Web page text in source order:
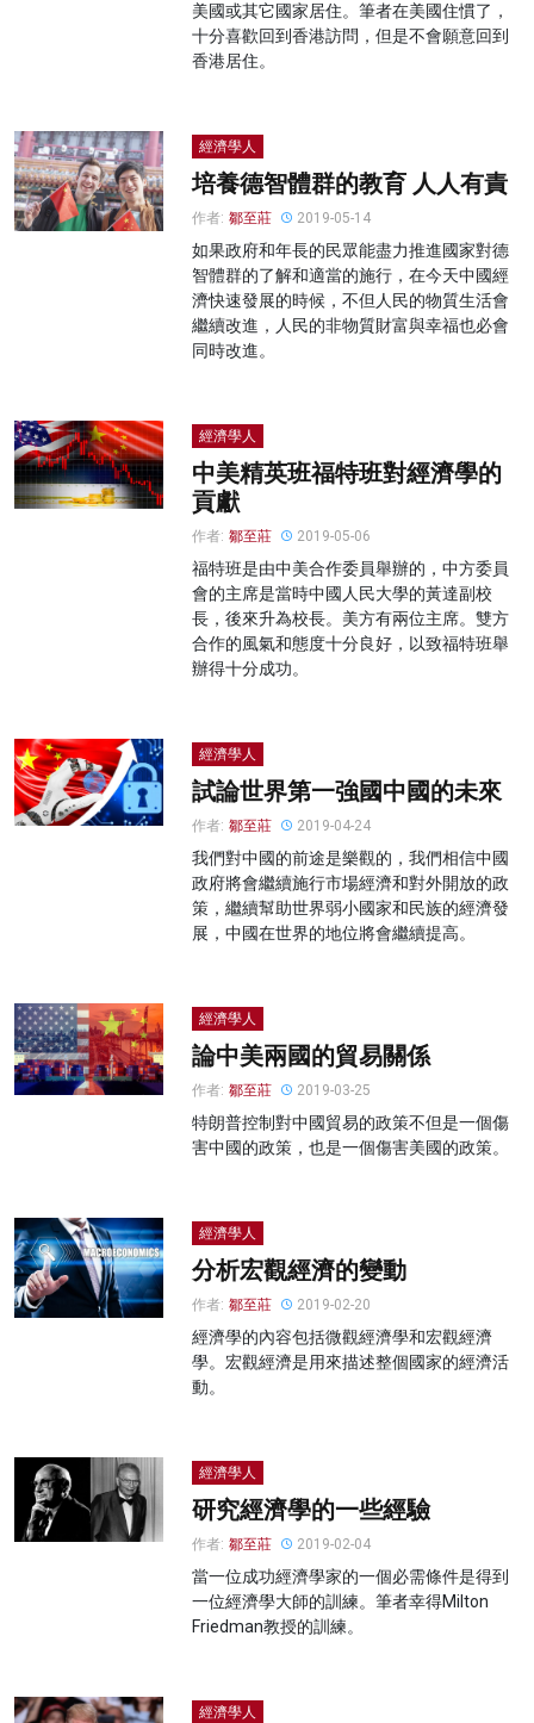
美國或其它國家居住。筆者在美國住慣了，
十分喜歡回到香港訪問，但是不會願意回到
香港居住。
經濟學人
培養德智體群的教育 人人有責
作者: 鄒至莊 2019-05-14
如果政府和年長的民眾能盡力推進國家對德
智體群的了解和適當的施行，在今天中國經
濟快速發展的時候，不但人民的物質生活會
繼續改進，人民的非物質財富與幸福也必會
同時改進。
經濟學人
中美精英班福特班對經濟學的
貢獻
作者: 鄒至莊 2019-05-06
福特班是由中美合作委員舉辦的，中方委員
會的主席是當時中國人民大學的黃達副校
長，後來升為校長。美方有兩位主席。雙方
合作的風氣和態度十分良好，以致福特班舉
辦得十分成功。
經濟學人
試論世界第一強國中國的未來
作者: 鄒至莊 2019-04-24
我們對中國的前途是樂觀的，我們相信中國
政府將會繼續施行市場經濟和對外開放的政
策，繼續幫助世界弱小國家和民族的經濟發
展，中國在世界的地位將會繼續提高。
經濟學人
論中美兩國的貿易關係
作者: 鄒至莊 2019-03-25
特朗普控制對中國貿易的政策不但是一個傷
害中國的政策，也是一個傷害美國的政策。
經濟學人
分析宏觀經濟的變動
作者: 鄒至莊 2019-02-20
經濟學的內容包括微觀經濟學和宏觀經濟
學。宏觀經濟是用來描述整個國家的經濟活
動。
經濟學人
研究經濟學的一些經驗
作者: 鄒至莊 2019-02-04
當一位成功經濟學家的一個必需條件是得到
一位經濟學大師的訓練。筆者幸得Milton
Friedman教授的訓練。
經濟學人